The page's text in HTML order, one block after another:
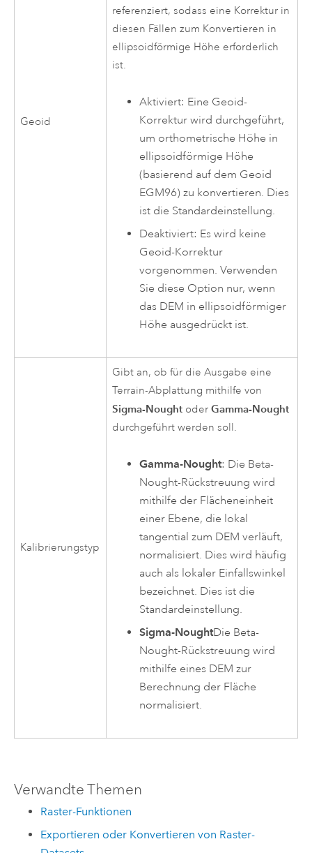
Geoid
referenziert, sodass eine Korrektur in
diesen Fällen zum Konvertieren in
ellipsoidförmige Höhe erforderlich
ist.
Aktiviert: Eine Geoid-
Korrektur wird durchgeführt,
um orthometrische Höhe in
ellipsoidförmige Höhe
(basierend auf dem Geoid
EGM96) zu konvertieren. Dies
ist die Standardeinstellung.
Deaktiviert: Es wird keine
Geoid-Korrektur
vorgenommen. Verwenden
Sie diese Option nur, wenn
das DEM in ellipsoidförmiger
Höhe ausgedrückt ist.
Kalibrierungstyp
Gibt an, ob für die Ausgabe eine
Terrain-Abplattung mithilfe von
Sigma-Nought oderGamma-Nought
durchgeführt werden soll.
Gamma-Nought: Die Beta-
Nought-Rückstreuung wird
mithilfe der Flächeneinheit
einer Ebene, die lokal
tangential zum DEM verläuft,
normalisiert. Dies wird häufig
auch als lokaler Einfallswinkel
bezeichnet. Dies ist die
Standardeinstellung.
Sigma-NoughtDie Beta-
Nought-Rückstreuung wird
mithilfe eines DEM zur
Berechnung der Fläche
normalisiert.
Verwandte Themen
Raster-Funktionen
Exportieren oder Konvertieren von Raster-